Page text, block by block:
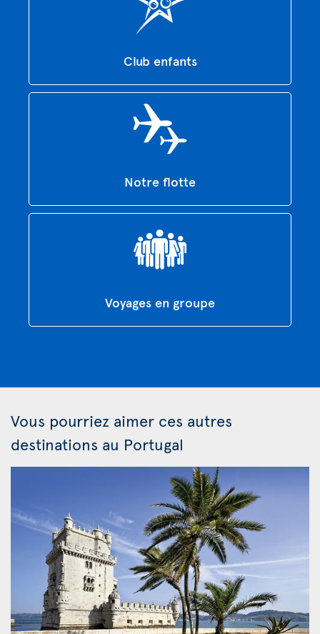
Club enfants
Notre flotte
Voyages en groupe
Vous pourriez aimer ces autres
destinations au Portugal